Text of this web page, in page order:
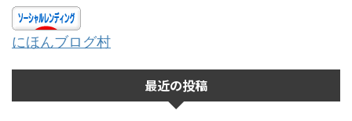
にほんブログ村
最近の投稿